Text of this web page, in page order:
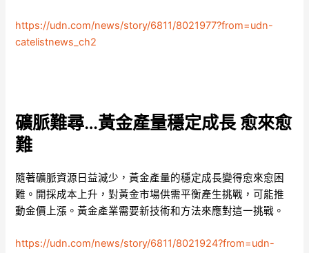
https://udn.com/news/story/6811/8021977?from=udn-
catelistnews_ch2
礦脈難尋…黃金產量穩定成長 愈來愈
難
隨著礦脈資源日益減少，黃金產量的穩定成長變得愈來愈困
難。開採成本上升，對黃金市場供需平衡產生挑戰，可能推
動金價上漲。黃金產業需要新技術和方法來應對這一挑戰。
https://udn.com/news/story/6811/8021924?from=udn-